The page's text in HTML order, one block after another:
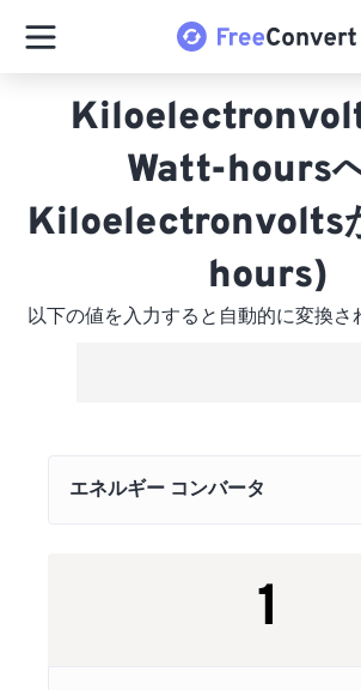
Watt-hours
Kiloelectronvolts
hours)
以下の値を入力すると自動的に変換さ